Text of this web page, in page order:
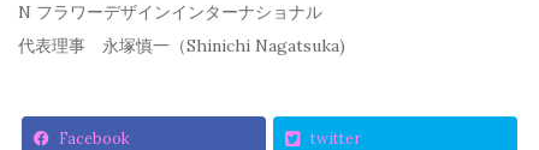
N フラワーデザインインターナショナル
代表理事 永塚慎一（Shinichi Nagatsuka)
Facebook twitter